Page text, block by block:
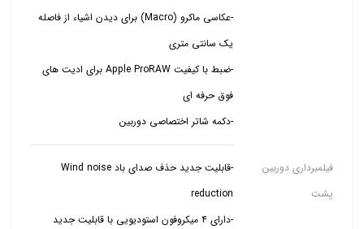
-عکاسی ماکرو (Macro) برای دیدن اشیاء از فاصله
یک سانتی متری
-ضبط با کیفیت Apple ProRAW برای ادیت های
فوق حرفه ای
-دکمه شاتر اختصاصی دوربین
فیلمبرداری دوربین
پشت
-قابلیت جدید حذف صدای باد Wind noise
reduction
-دارای ۴ میکروفون استودیویی با قابلیت جدید